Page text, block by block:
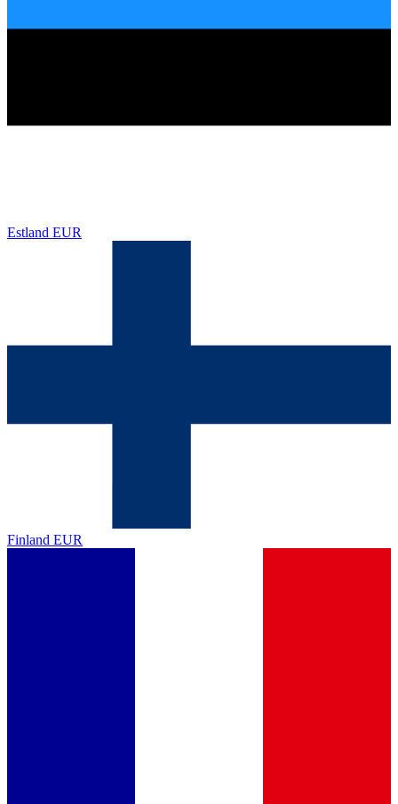
Estland EUR
Finland EUR